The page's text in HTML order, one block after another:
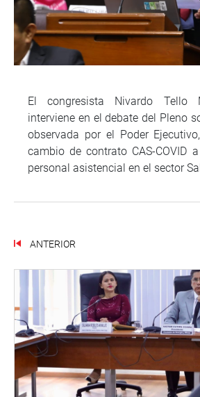
El congresista Nivardo Tello
interviene en el debate del Pleno
observada por el Poder
cambio de contrato CAS-COVID
personal asistencial en el sector
ANTERIOR